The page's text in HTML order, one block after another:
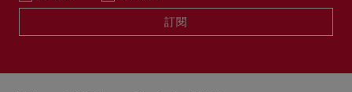
訂閱